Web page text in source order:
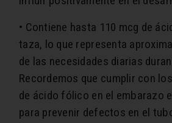
• Contiene hasta 110 mcg de
taza, lo que representa
de las necesidades diarias
Recordemos que cumplir con
de ácido fólico en el embarazo
para prevenir defectos en el